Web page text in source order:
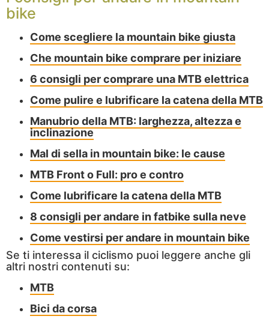
bike
Come scegliere la mountain bike giusta
Che mountain bike comprare per iniziare
6 consigli per comprare una MTB elettrica
Come pulire e lubrificare la catena della MTB
Manubrio della MTB: larghezza, altezza e
inclinazione
Mal di sella in mountain bike: le cause
MTB Front o Full: pro e contro
Come lubrificare la catena della MTB
8 consigli per andare in fatbike sulla neve
Come vestirsi per andare in mountain bike
Se ti interessa il ciclismo puoi leggere anche gli
altri nostri contenuti su:
MTB
Bici da corsa